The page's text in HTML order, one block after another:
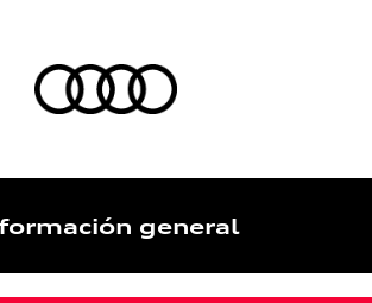
general